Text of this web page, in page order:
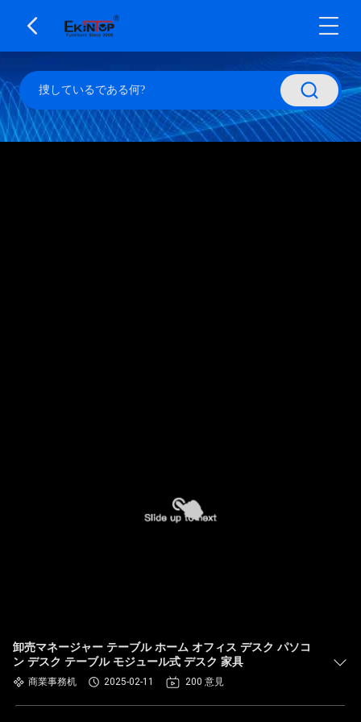
卸売マネージャー テーブル ホーム オフィス デスク パソコ
ン デスク テーブル モジュール式 デスク 家具
商業事務机 2025-02-11 200 意見